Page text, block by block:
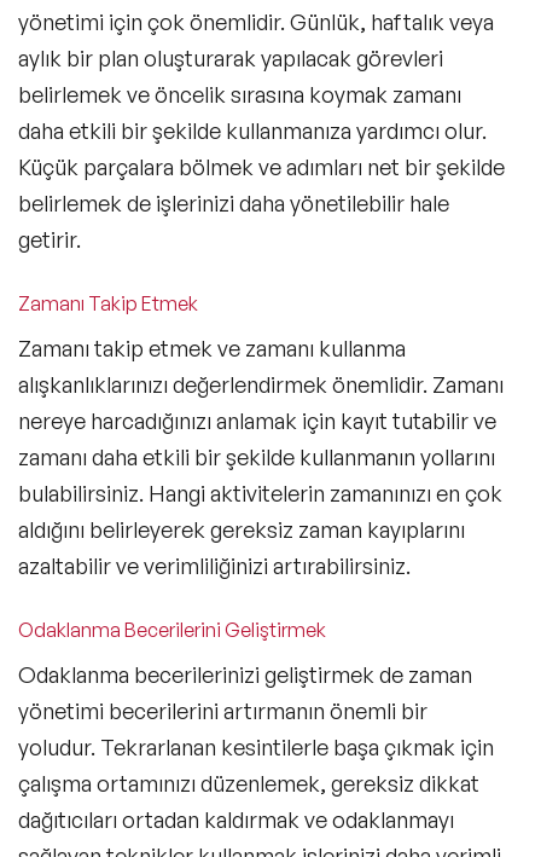
yönetimi için çok önemlidir. Günlük, haftalık veya
aylık bir plan oluşturarak yapılacak görevleri
belirlemek ve öncelik sırasına koymak zamanı
daha etkili bir şekilde kullanmanıza yardımcı olur.
Küçük parçalara bölmek ve adımları net bir şekilde
belirlemek de işlerinizi daha yönetilebilir hale
getirir.
Zamanı Takip Etmek
Zamanı takip etmek ve zamanı kullanma
alışkanlıklarınızı değerlendirmek önemlidir. Zamanı
nereye harcadığınızı anlamak için kayıt tutabilir ve
zamanı daha etkili bir şekilde kullanmanın yollarını
bulabilirsiniz. Hangi aktivitelerin zamanınızı en çok
aldığını belirleyerek gereksiz zaman kayıplarını
azaltabilir ve verimliliğinizi artırabilirsiniz.
Odaklanma Becerilerini Geliştirmek
Odaklanma becerilerinizi geliştirmek de zaman
yönetimi becerilerini artırmanın önemli bir
yoludur. Tekrarlanan kesintilerle başa çıkmak için
çalışma ortamınızı düzenlemek, gereksiz dikkat
dağıtıcıları ortadan kaldırmak ve odaklanmayı